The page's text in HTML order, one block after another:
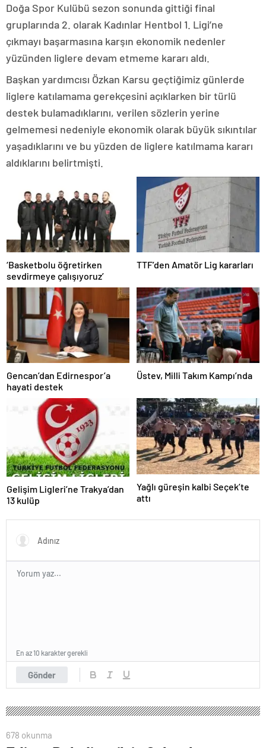
Doğa Spor Kulübü sezon sonunda gittiği final
gruplarında 2. olarak Kadınlar Hentbol 1. Ligi’ne
çıkmayı başarmasına karşın ekonomik nedenler
yüzünden liglere devam etmeme kararı aldı.
Başkan yardımcısı Özkan Karsu geçtiğimiz günlerde
liglere katılamama gerekçesini açıklarken bir türlü
destek bulamadıklarını, verilen sözlerin yerine
gelmemesi nedeniyle ekonomik olarak büyük sıkıntılar
yaşadıklarını ve bu yüzden de liglere katılmama kararı
aldıklarını belirtmişti.
‘Basketbolu öğretirken
sevdirmeye çalışıyoruz’
TTF’den Amatör Lig kararları
Gencan’dan Edirnespor’a
hayati destek
Üstev, Milli Takım Kampı’nda
Gelişim Ligleri’ne Trakya’dan
13 kulüp
Yağlı güreşin kalbi Seçek’te
attı
Gönder
En az 10 karakter gerekli
678 okunma